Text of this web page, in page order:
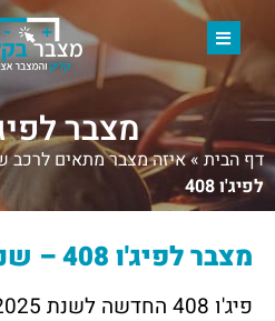
מצבר לפיג'ו
דף הבית»איזה מצבר מתאים לרכב
לפיג'ו 408
מצבר לפיג'ו 408 – שנת 2025